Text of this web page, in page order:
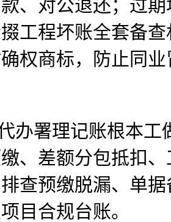
对公退还；过期
工程坏账全套备查
权商标，防止同
署理记账根本工
、差额分包抵扣
查预缴脱漏、单
目合规台账。